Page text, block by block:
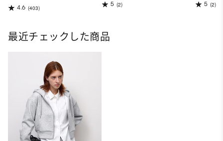
4.6 (403)
5 (2)
5 (2)
最近チェックした商品